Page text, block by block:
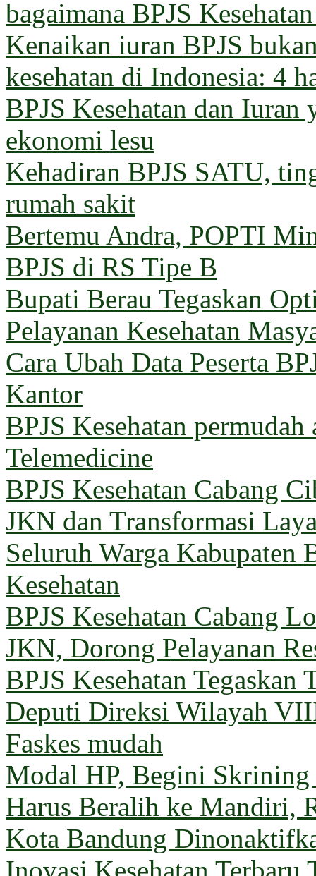
bagaimana BPJS
Kenaikan iuran BPJS
kesehatan di Indonesia: 4
BPJS Kesehatan dan
ekonomi lesu
Kehadiran BPJS SATU,
rumah sakit
Bertemu Andra, POPTI
BPJS di RS Tipe B
Bupati Berau Tegaskan
Pelayanan Kesehatan
Cara Ubah Data Peserta
Kantor
BPJS Kesehatan
Telemedicine
BPJS Kesehatan Cabang
JKN dan Transformasi
Seluruh Warga Kabupaten
Kesehatan
BPJS Kesehatan Cabang
JKN, Dorong Pelayanan
BPJS Kesehatan Tegaskan
Deputi Direksi Wilayah
Faskes mudah
Modal HP, Begini Skrining
Harus Beralih ke Mandiri,
Kota Bandung